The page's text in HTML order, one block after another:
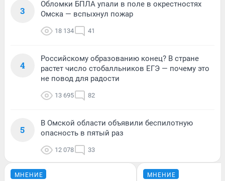
3
Обломки БПЛА упали в поле в окрестностях
Омска — вспыхнул пожар
18 134 41
4
Российскому образованию конец? В стране
растет число стобалльников ЕГЭ — почему это
не повод для радости
13 695 82
5
В Омской области объявили беспилотную
опасность в пятый раз
12 078 33
МНЕНИЕ МНЕНИЕ